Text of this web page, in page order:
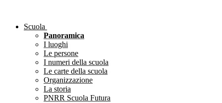
Scuola
Panoramica
I luoghi
Le persone
I numeri della scuola
Le carte della scuola
Organizzazione
La storia
PNRR Scuola Futura